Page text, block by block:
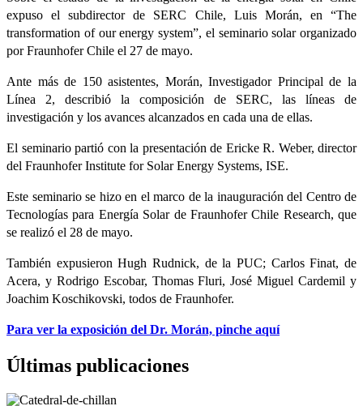
expuso el subdirector de SERC Chile, Luis Morán, en “The
transformation of our energy system”, el seminario solar organizado
por Fraunhofer Chile el 27 de mayo.
Ante más de 150 asistentes, Morán, Investigador Principal de la
Línea 2, describió la composición de SERC, las líneas de
investigación y los avances alcanzados en cada una de ellas.
El seminario partió con la presentación de Ericke R. Weber, director
del Fraunhofer Institute for Solar Energy Systems, ISE.
Este seminario se hizo en el marco de la inauguración del Centro de
Tecnologías para Energía Solar de Fraunhofer Chile Research, que
se realizó el 28 de mayo.
También expusieron Hugh Rudnick, de la PUC; Carlos Finat, de
Acera, y Rodrigo Escobar, Thomas Fluri, José Miguel Cardemil y
Joachim Koschikovski, todos de Fraunhofer.
Para ver la exposición del Dr. Morán, pinche aquí
Últimas publicaciones